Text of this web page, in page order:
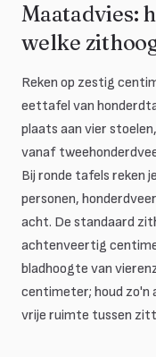
Maatadvies:
welke
Reken op zestig
eettafel van
plaats aan vier
vanaf
Bij ronde tafels reken
personen,
acht. De standaard
achtenveertig
bladhoogte van
centimeter; houd
vrije ruimte tussen